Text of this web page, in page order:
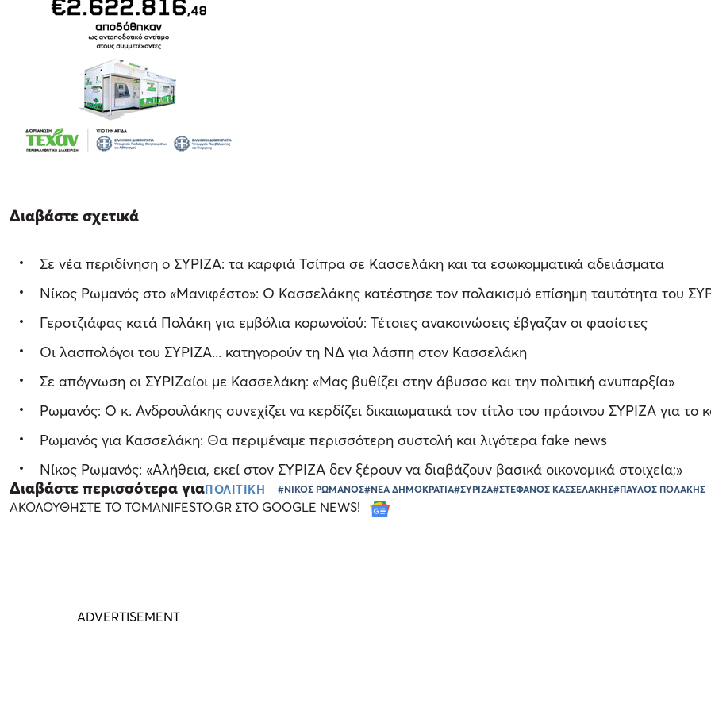
Διαβάστε σχετικά
Σε νέα περιδίνηση ο ΣΥΡΙΖΑ: τα καρφιά Τσίπρα σε Κασσελάκη και τα εσωκομματικά αδειάσματα
Νίκος Ρωμανός στο «Μανιφέστο»: Ο Κασσελάκης κατέστησε τον πολακισμό επίσημη ταυτότητα του
Γεροτζιάφας κατά Πολάκη για εμβόλια κορωνοϊού: Τέτοιες ανακοινώσεις έβγαζαν οι φασίστες
Οι λασπολόγοι του ΣΥΡΙΖΑ... κατηγορούν τη ΝΔ για λάσπη στον Κασσελάκη
Σε απόγνωση οι ΣΥΡΙΖαίοι με Κασσελάκη: «Μας βυθίζει στην άβυσσο και την πολιτική ανυπαρξία»
Ρωμανός: Ο κ. Ανδρουλάκης συνεχίζει να κερδίζει δικαιωματικά τον τίτλο του πράσινου ΣΥΡΙΖΑ για το
Ρωμανός για Κασσελάκη: Θα περιμέναμε περισσότερη συστολή και λιγότερα fake news
Νίκος Ρωμανός: «Αλήθεια, εκεί στον ΣΥΡΙΖΑ δεν ξέρουν να διαβάζουν βασικά οικονομικά στοιχεία;»
Διαβάστε περισσότερα γιαΠΟΛΙΤΙΚΗ #ΝΙΚΟΣ ΡΩΜΑΝΟΣ#ΝΕΑ ΔΗΜΟΚΡΑΤΙΑ#ΣΥΡΙΖΑ#ΣΤΕΦΑΝΟΣ ΚΑΣΣΕΛΑΚΗΣ#ΠΑΥΛΟΣ ΠΟΛΑΚΗΣ
ΑΚΟΛΟΥΘΗΣΤΕ ΤΟ TOMANIFESTO.GR ΣΤΟ GOOGLE NEWS!